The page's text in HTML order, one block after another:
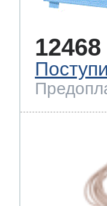
12468